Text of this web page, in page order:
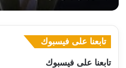
تابعنا على فيسبوك
تابعنا على فيسبوك